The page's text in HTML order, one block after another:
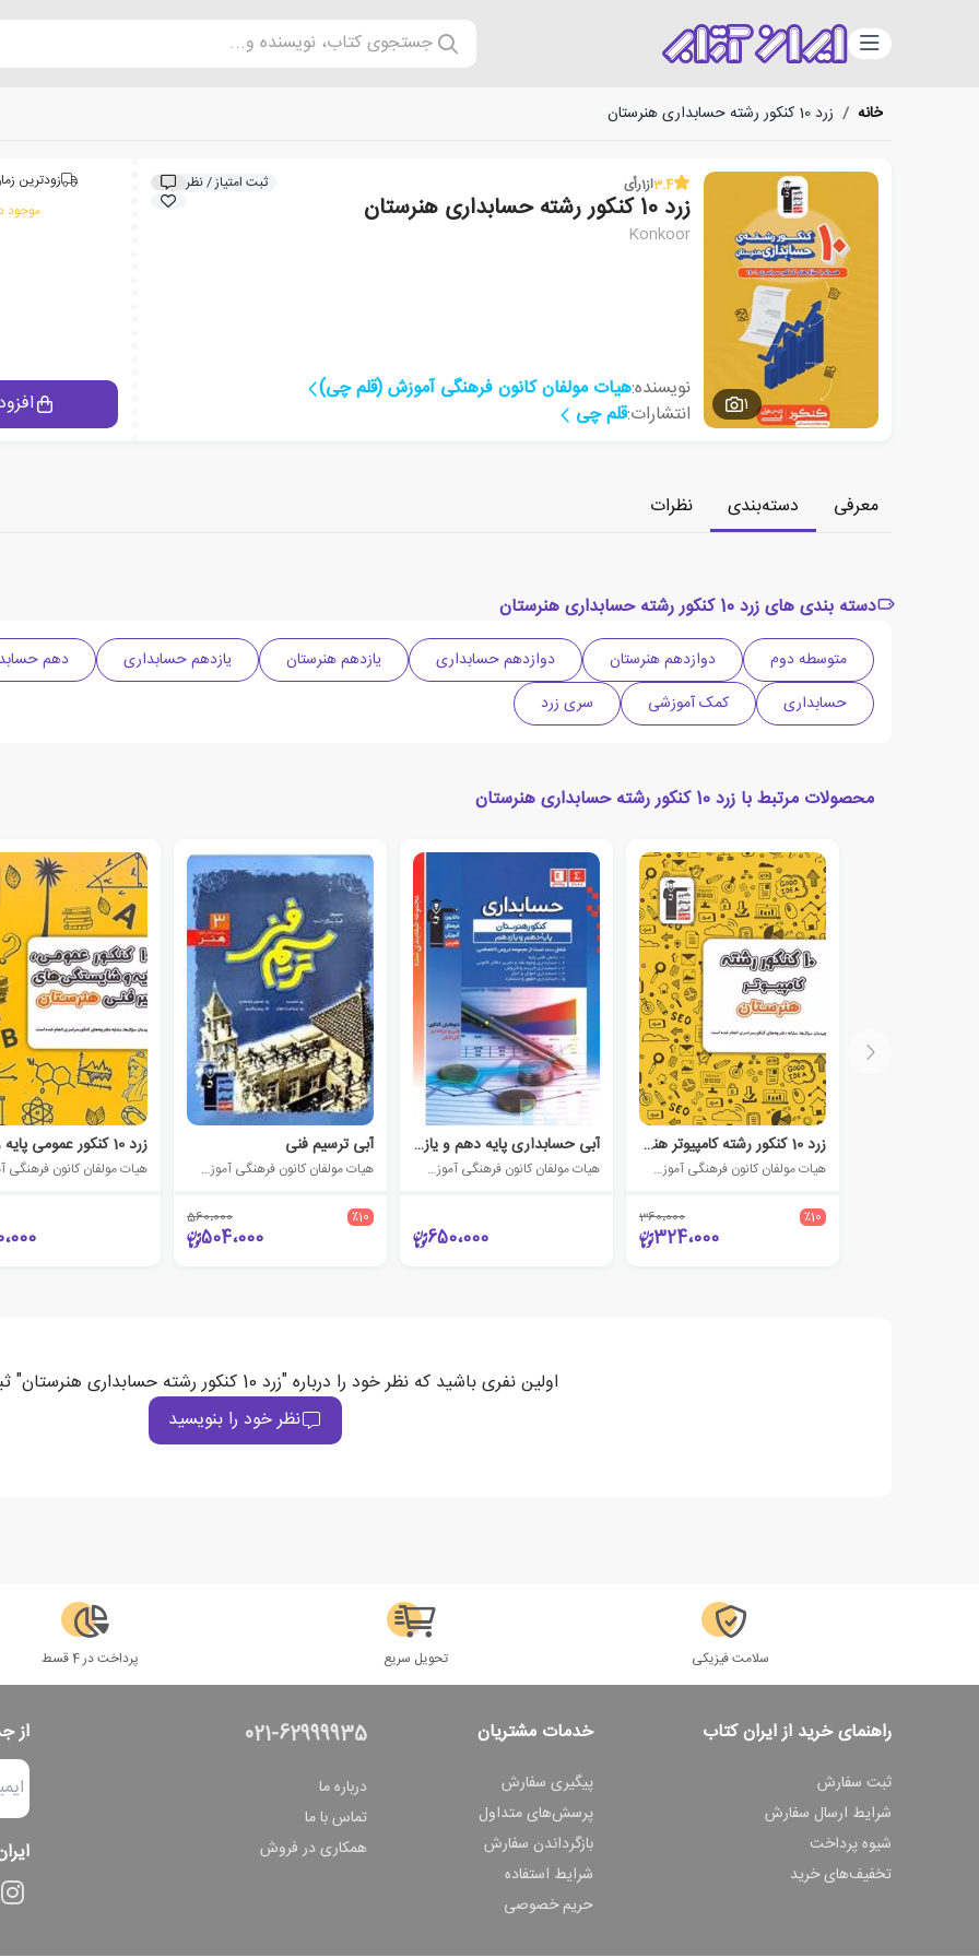
دسته‌بندی جستجوی کتاب، نویسنده و...
خانه / زرد 10 کنکور رشته حسابداری هنرستان
1
3.4از1رأی ثبت امتیاز / نظر
زرد 10 کنکور رشته حسابداری هنرستان
Konkoor
نویسنده:هیات مولفان کانون فرهنگی آموزش (قلم چی)
انتشارات:قلم چی
زودترین
موجود
معرفی دسته‌بندی نظرات
دسته بندی های زرد 10 کنکور رشته حسابداری هنرستان
متوسطه دوم دوازدهم هنرستان دوازدهم حسابداری یازدهم هنرستان یازدهم حسابداری دهم
حسابداری
کمک آموزشی سری زرد
محصولات مرتبط با زرد 10 کنکور رشته حسابداری هنرستان
زرد 10 کنکور رشته کامپیوتر هنرستان
هیات مولفان کانون فرهنگی آموزش (قلم چی)
٪10 360،000
324،000
آبی حسابداری پایه دهم و یازدهم
هیات مولفان کانون فرهنگی آموزش (قلم چی)
650،000
آبی ترسیم فنی
هیات مولفان کانون فرهنگی آموزش (قلم چی)
٪10 560،000
504،000
اولین نفری باشید که نظر خود را درباره "زرد 10 کنکور رشته حسابداری هنرستان" ثبت می‌کند
نظر خود را بنویسید
سلامت فیزیکی تحویل سریع پرداخت در 4 قسط
راهنمای خرید از ایران کتاب
ثبت سفارش
شرایط ارسال سفارش
شیوه پرداخت
تخفیف‌های خرید
خدمات مشتریان
پیگیری سفارش
پرسش‌های متداول
بازگرداندن سفارش
شرایط استفاده
حریم خصوصی
021-62999935
درباره ما
تماس با ما
همکاری در فروش
از